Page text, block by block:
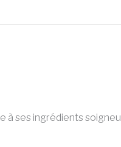
à ses ingrédients